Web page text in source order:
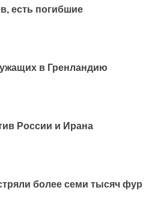
есть погибшие
в Гренландию
России и Ирана
более семи тысяч фур